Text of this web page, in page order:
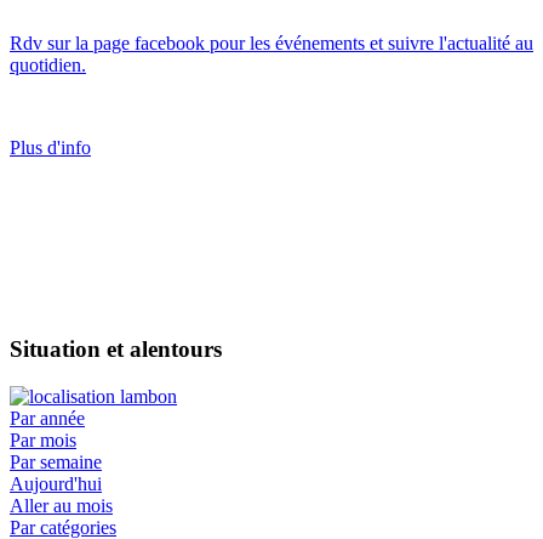
Rdv sur la page facebook pour les événements et suivre l'actualité au
quotidien.
Plus d'info
Situation et alentours
Par année
Par mois
Par semaine
Aujourd'hui
Aller au mois
Par catégories